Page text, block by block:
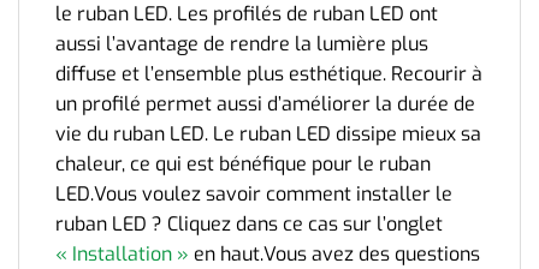
le ruban LED. Les profilés de ruban LED ont
aussi l’avantage de rendre la lumière plus
diffuse et l’ensemble plus esthétique. Recourir à
un profilé permet aussi d’améliorer la durée de
vie du ruban LED. Le ruban LED dissipe mieux sa
chaleur, ce qui est bénéfique pour le ruban
LED.Vous voulez savoir comment installer le
ruban LED ? Cliquez dans ce cas sur l’onglet
« Installation » en haut.Vous avez des questions